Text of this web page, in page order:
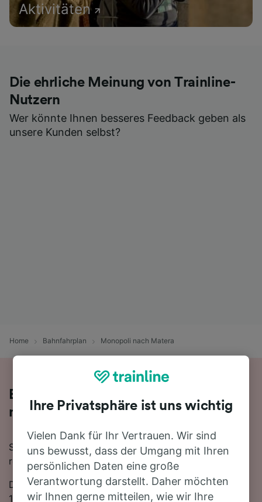
Aktivitäten
Die ehrliche Meinung von Trainline-
Nutzern
Wer könnte Ihnen besseres Feedback geben als
unsere Kunden selbst?
Home Bahnfahrplan Monopoli nach Matera
Bequem von Monopoli nach Matera -
nehmen Sie den Zug!
Sie wollen mit dem Zug von Monopoli nach Matera
reisen? Dann sind Sie bei uns genau richtig!
Die Fahrtzeit beträgt mit der schnellsten Verbindung
10 Stunden 12 Minuten. Auf der 66 km langen Strecke
Ihre Privatsphäre ist uns wichtig
Vielen Dank für Ihr Vertrauen. Wir sind
uns bewusst, dass der Umgang mit Ihren
persönlichen Daten eine große
Verantwortung darstellt. Daher möchten
wir Ihnen gerne mitteilen, wie wir Ihre